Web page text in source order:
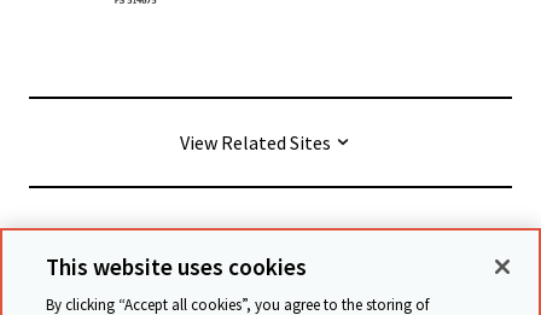
View Related Sites
© Cambridge University Press & Assessment
This website uses cookies
By clicking “Accept all cookies”, you agree to the storing of